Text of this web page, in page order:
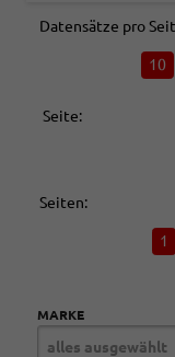
Datensätze pro
10
Seite:
Seiten:
1
MARKE
alles ausgewählt